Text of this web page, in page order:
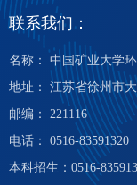
联系我们：
名称： 中国矿业大学
地址： 江苏省徐州市
邮编： 221116
电话： 0516-83591320
本科招生：0516-